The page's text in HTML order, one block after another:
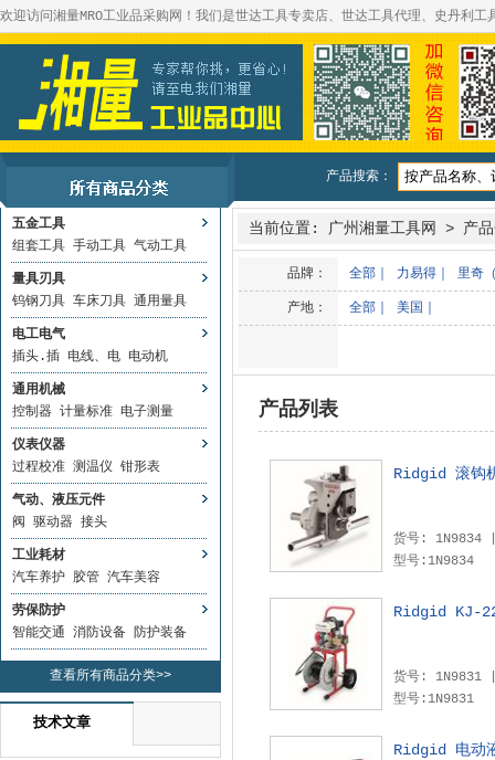
欢迎访问湘量MRO工业品采购网！我们是世达工具专卖店、世达工具代理、史丹利
产品搜索：
五金工具
组套工具 手动工具 气动工具
量具刃具
钨钢刀具 车床刀具 通用量具
电工电气
插头.插 电线、电 电动机
通用机械
控制器 计量标准 电子测量
仪表仪器
过程校准 测温仪 钳形表
气动、液压元件
阀
驱动器 接头
工业耗材
汽车养护 胶管 汽车美容
劳保防护
智能交通 消防设备 防护装备
查看所有商品分类>>
技术文章
当前位置: 广州湘量工具网 > 产
品牌： 全部 力易得 里奇
产地： 全部 美国
产品列表
Ridgid 滚钩
型号:1N9834
Ridgid KJ-
型号:1N9831
Ridgid 电动